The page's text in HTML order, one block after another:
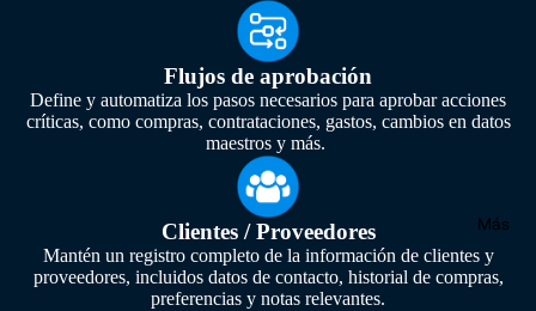
Más
Flujos de aprobación
Define y automatiza los pasos necesarios para aprobar acciones
críticas, como compras, contrataciones, gastos, cambios en datos
maestros y más.
Clientes / Proveedores
Mantén un registro completo de la información de clientes y
proveedores, incluidos datos de contacto, historial de compras,
preferencias y notas relevantes.